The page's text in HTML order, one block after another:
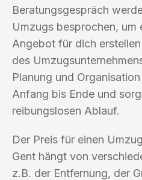
Beratungsgespräch
Umzugs besprochen, um
Angebot für dich
des
Planung und
Anfang bis Ende und
reibungslosen Ablauf.
Der Preis für einen
Gent hängt von
z.B. der Entfernung, der